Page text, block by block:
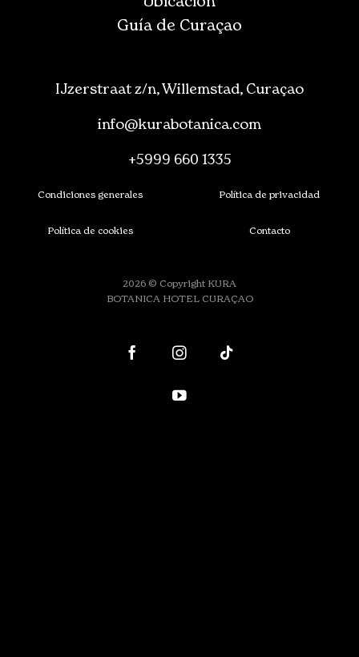
Guía de Curaçao
IJzerstraat z/n, Willemstad, Curaçao
info@kurabotanica.com
+5999 660 1335
Condiciones generales Política de privacidad
Política de cookies Contacto
2026 © Copyright KURA
BOTANICA HOTEL CURAÇAO